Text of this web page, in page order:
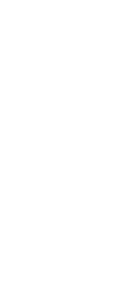
истории,
шаржи, стихи,